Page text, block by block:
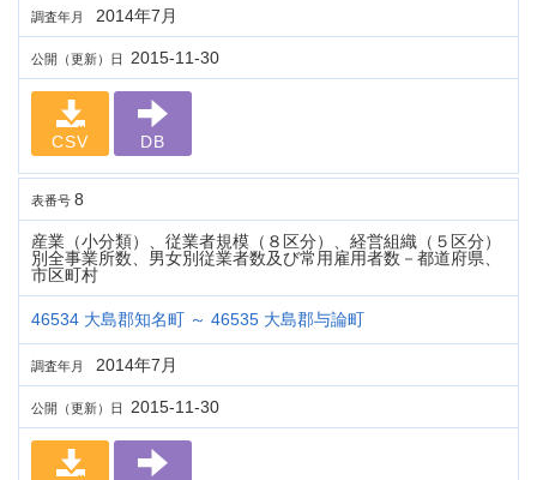
調査年月 2014年7月
公開（更新）日 2015-11-30
CSV DB
表番号 8
産業（小分類）、従業者規模（８区分）、経営組織（５区分）
別全事業所数、男女別従業者数及び常用雇用者数－都道府県、
市区町村
46534 大島郡知名町 ～ 46535 大島郡与論町
調査年月 2014年7月
公開（更新）日 2015-11-30